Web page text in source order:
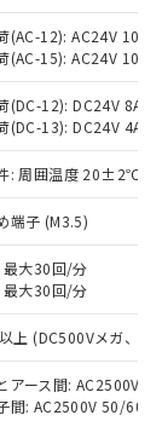
(AC-12): AC24V 10A/
(AC-15): AC24V
(DC-12): DC24V 8A/
(DC-13): DC24V 4A/
: 周囲温度 20±2℃、
端子 (M3.5)
最大30回/分
最大30回/分
上 (DC500Vメガ、点
アース間: AC2500V
間: AC2500V 50/
うえ
業取扱
価格
ので
には、
もある
果は、
内デー
、閲
よび標
とをご
質）の
す予
質）の
中の
、有
して
どや
、 カド
フェニル
ーテル類
の
の
お問
カドミウ
ビフェ
、外国
商品
輸出
、日本
きを